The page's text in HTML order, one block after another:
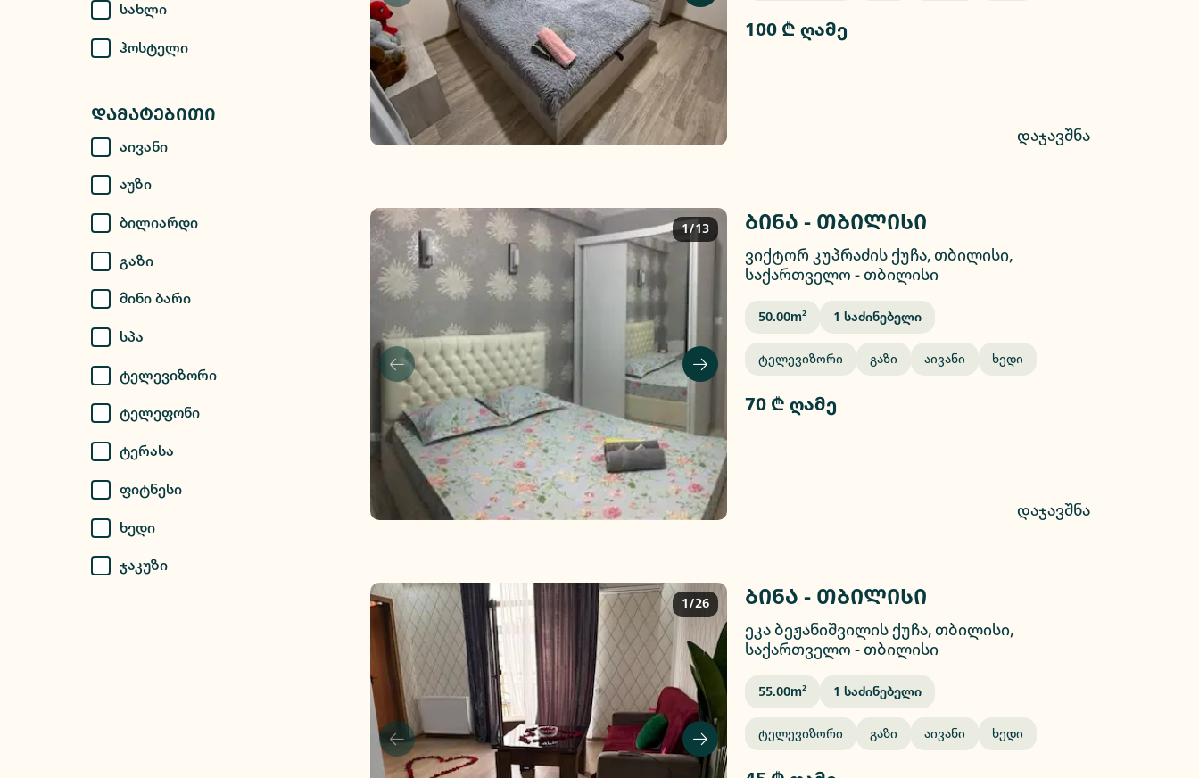
Სახლი
Ჰოსტელი
Დამატებითი
Აივანი
Აუზი
Ბილიარდი
Გაზი
Მინი Ბარი
Სპა
Ტელევიზორი
Ტელეფონი
Ტერასა
Ფიტნესი
Ხედი
Ჯაკუზი
100 ₾ ღამე
დაჯავშნა
1/13 ბინა - თბილისი
ვიქტორ კუპრაძის ქუჩა, თბილისი,
საქართველო -თბილისი
50.00M² 1 Საძინებელი
Ტელევიზორი Გაზი Აივანი Ხედი
70 ₾ ღამე
დაჯავშნა
1/26 ბინა - თბილისი
ეკა ბეჟანიშვილის ქუჩა, თბილისი,
საქართველო -თბილისი
55.00M² 1 Საძინებელი
Ტელევიზორი Გაზი Აივანი Ხედი